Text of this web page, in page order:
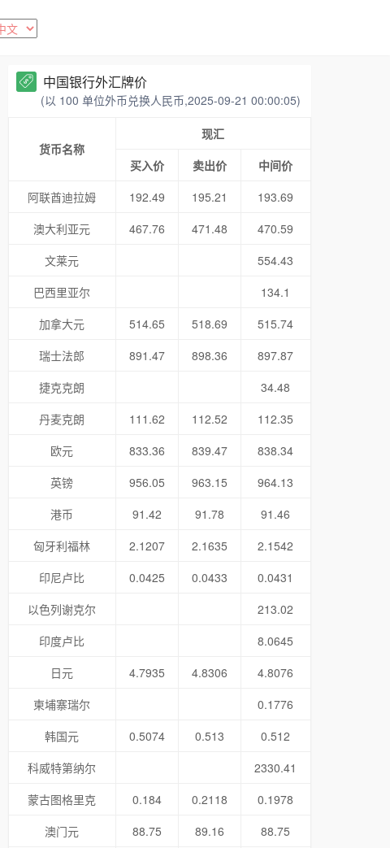
中国银行外汇牌价
(以 100 单位外币兑换人民币,2025-09-21 00:00:05)
货币名称
现汇
买入价
卖出价
中间价
阿联酋迪拉姆
192.49 195.21
193.69
澳大利亚元
467.76 471.48
470.59
文莱元
554.43
巴西里亚尔
134.1
加拿大元
514.65 518.69
515.74
瑞士法郎
891.47 898.36
897.87
捷克克朗
34.48
丹麦克朗
111.62 112.52
112.35
欧元
833.36 839.47
838.34
英镑
956.05 963.15
964.13
港币
91.42 91.78
91.46
匈牙利福林
2.1207 2.1635
2.1542
印尼卢比
0.0425 0.0433
0.0431
以色列谢克尔
213.02
印度卢比
8.0645
日元
4.7935 4.8306
4.8076
柬埔寨瑞尔
0.1776
韩国元
0.5074 0.513
0.512
科威特第纳尔
2330.41
蒙古图格里克
0.184 0.2118
0.1978
澳门元
88.75 89.16
88.75